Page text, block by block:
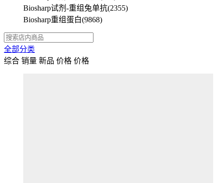
Biosharp试剂-重组兔单抗(2355)
Biosharp重组蛋白(9868)
全部分类
综合 销量 新品 价格 价格